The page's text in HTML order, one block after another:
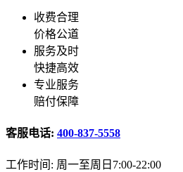
收费合理
价格公道
服务及时
快捷高效
专业服务
赔付保障
客服电话: 400-837-5558
工作时间: 周一至周日7:00-22:00